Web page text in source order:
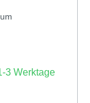
3 Werktage